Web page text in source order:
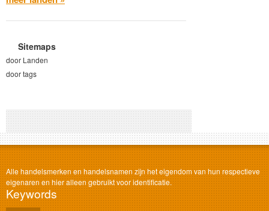
Sitemaps
door Landen
door tags
Alle handelsmerken en handelsnamen zijn het eigendom van hun respectieve
eigenaren en hier alleen gebruikt voor identificatie.
Keywords